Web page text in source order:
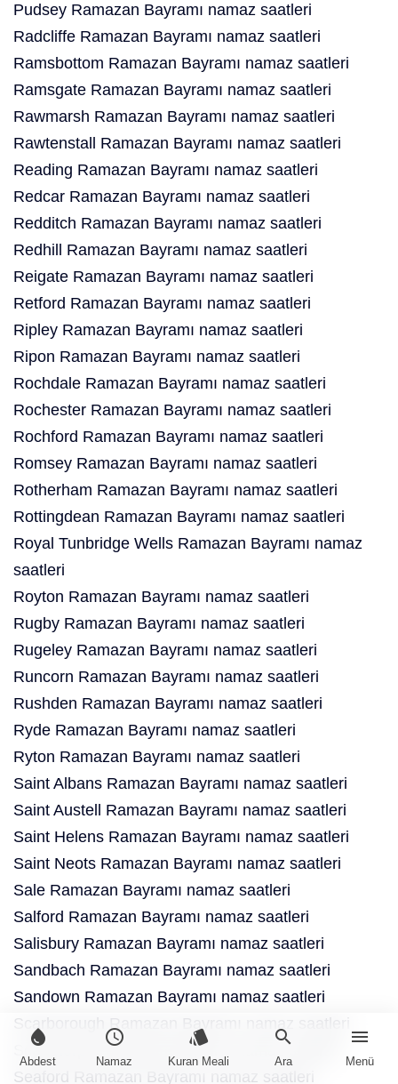
water_drop
Abdest
schedule
Namaz
style
Kuran Meali
search
Ara
menu
Menü
Pudsey Ramazan Bayramı namaz saatleri
Radcliffe Ramazan Bayramı namaz saatleri
Ramsbottom Ramazan Bayramı namaz saatleri
Ramsgate Ramazan Bayramı namaz saatleri
Rawmarsh Ramazan Bayramı namaz saatleri
Rawtenstall Ramazan Bayramı namaz saatleri
Reading Ramazan Bayramı namaz saatleri
Redcar Ramazan Bayramı namaz saatleri
Redditch Ramazan Bayramı namaz saatleri
Redhill Ramazan Bayramı namaz saatleri
Reigate Ramazan Bayramı namaz saatleri
Retford Ramazan Bayramı namaz saatleri
Ripley Ramazan Bayramı namaz saatleri
Ripon Ramazan Bayramı namaz saatleri
Rochdale Ramazan Bayramı namaz saatleri
Rochester Ramazan Bayramı namaz saatleri
Rochford Ramazan Bayramı namaz saatleri
Romsey Ramazan Bayramı namaz saatleri
Rotherham Ramazan Bayramı namaz saatleri
Rottingdean Ramazan Bayramı namaz saatleri
Royal Tunbridge Wells Ramazan Bayramı namaz
saatleri
Royton Ramazan Bayramı namaz saatleri
Rugby Ramazan Bayramı namaz saatleri
Rugeley Ramazan Bayramı namaz saatleri
Runcorn Ramazan Bayramı namaz saatleri
Rushden Ramazan Bayramı namaz saatleri
Ryde Ramazan Bayramı namaz saatleri
Ryton Ramazan Bayramı namaz saatleri
Saint Albans Ramazan Bayramı namaz saatleri
Saint Austell Ramazan Bayramı namaz saatleri
Saint Helens Ramazan Bayramı namaz saatleri
Saint Neots Ramazan Bayramı namaz saatleri
Sale Ramazan Bayramı namaz saatleri
Salford Ramazan Bayramı namaz saatleri
Salisbury Ramazan Bayramı namaz saatleri
Sandbach Ramazan Bayramı namaz saatleri
Sandown Ramazan Bayramı namaz saatleri
Scarborough Ramazan Bayramı namaz saatleri
Scunthorpe Ramazan Bayramı namaz saatleri
Seaford Ramazan Bayramı namaz saatleri